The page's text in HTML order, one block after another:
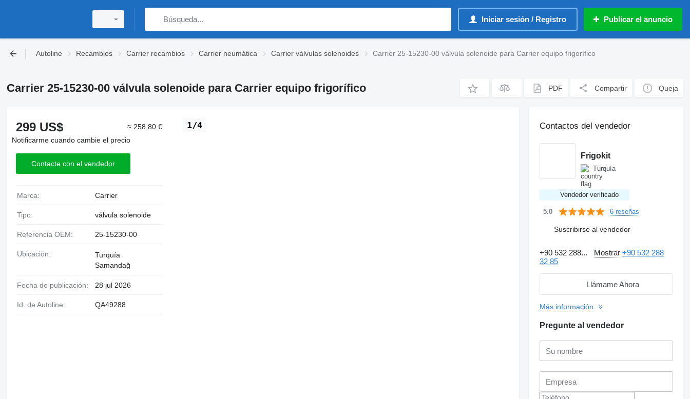
Iniciar sesión / Registro Publicar el anuncio
Autoline Recambios Carrier recambios Carrier neumática Carrier válvulas solenoides Carrier 25-15230-00 válvula solenoide para Carrier equipo frigorífico
Carrier 25-15230-00 válvula solenoide para Carrier equipo frigorífico PDF Compartir Queja
1/4
299 US$
≈ 258,80 €
Notificarme cuando cambie el precio
Contacte con el vendedor
Marca: Carrier
Tipo: válvula solenoide
Referencia OEM: 25-15230-00
Ubicación:
Turquía
Samandağ
Fecha de publicación: 28 jul 2026
Id. de Autoline: QA49288
Contactos del vendedor
Frigokit
Turquía
Vendedor verificado
5.0 6 reseñas
Suscribirse al vendedor
+90 532 288... Mostrar+90 532 288
32 85
Llámame Ahora
Más información
Pregunte al vendedor